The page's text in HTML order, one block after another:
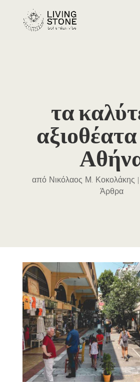
τα
από Νικόλαος Μ. Κοκολάκης
Άρθρα